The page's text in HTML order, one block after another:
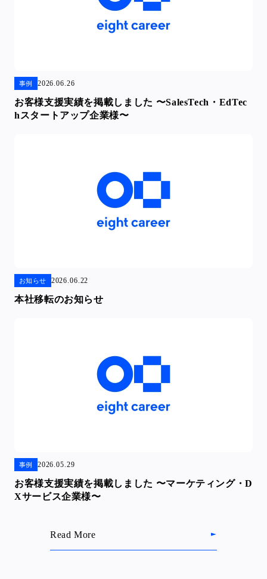
事例 2026.06.26
お客様支援実績を掲載しました 〜SalesTech・EdTec
hスタートアップ企業様〜
お知らせ 2026.06.22
本社移転のお知らせ
事例 2026.05.29
お客様支援実績を掲載しました 〜マーケティング・D
Xサービス企業様〜
Read More